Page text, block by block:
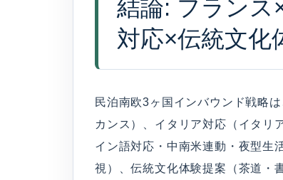
結論: フランス
対応×伝統文化
民泊南欧3ヶ国インバウンド戦略
カンス）、イタリア対応（イタリ
イン語対応・中南米連動・夜型生
視）、伝統文化体験提案（茶道・